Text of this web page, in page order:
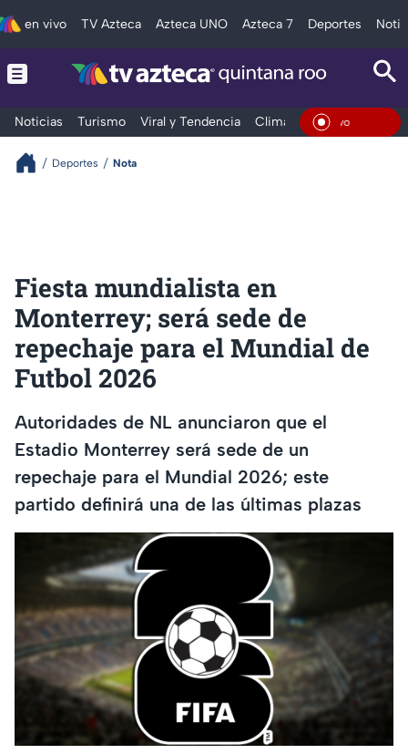
en vivo TV Azteca Azteca UNO Azteca 7 Deportes
Noticias Turismo Viral y Tendencia Clima Tráfico En Vivo
Deportes Nota
Fiesta mundialista en
Monterrey; será sede de
repechaje para el Mundial de
Futbol 2026
Autoridades de NL anunciaron que el
Estadio Monterrey será sede de un
repechaje para el Mundial 2026; este
partido definirá una de las últimas plazas